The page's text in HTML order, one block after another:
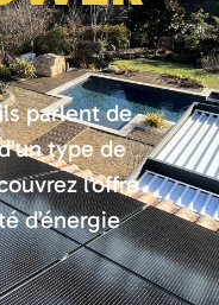
parlent de
type de
l’offre
d’énergie